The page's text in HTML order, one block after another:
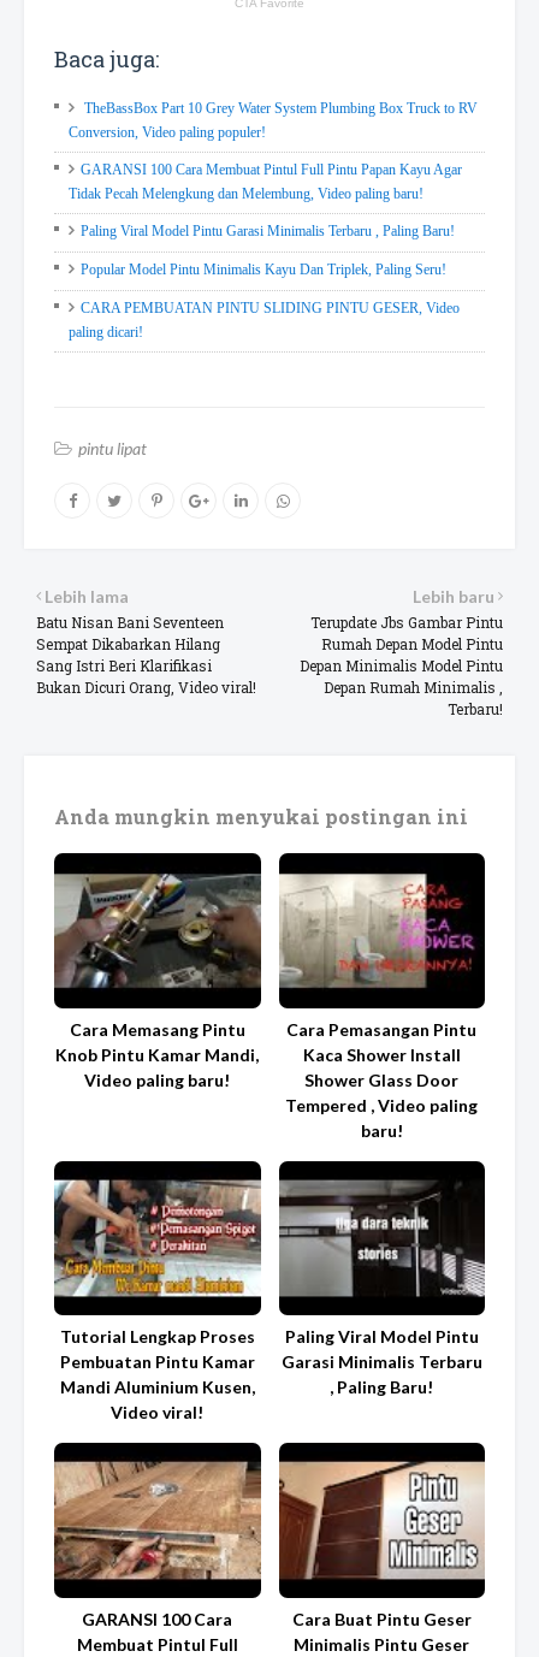
Baca juga:
TheBassBox Part 10 Grey Water System Plumbing Box Truck to RV
Conversion, Video paling populer!
GARANSI 100 Cara Membuat Pintul Full Pintu Papan Kayu Agar
Tidak Pecah Melengkung dan Melembung, Video paling baru!
Paling Viral Model Pintu Garasi Minimalis Terbaru , Paling Baru!
Popular Model Pintu Minimalis Kayu Dan Triplek, Paling Seru!
CARA PEMBUATAN PINTU SLIDING PINTU GESER, Video
paling dicari!
pintu lipat
Lebih baru
Terupdate Jbs Gambar Pintu
Rumah Depan Model Pintu
Depan Minimalis Model Pintu
Depan Rumah Minimalis ,
Terbaru!
Lebih lama
Batu Nisan Bani Seventeen
Sempat Dikabarkan Hilang
Sang Istri Beri Klarifikasi
Bukan Dicuri Orang, Video viral!
Anda mungkin menyukai postingan ini
Cara Memasang Pintu
Knob Pintu Kamar Mandi,
Video paling baru!
Cara Pemasangan Pintu
Kaca Shower Install
Shower Glass Door
Tempered , Video paling
baru!
Tutorial Lengkap Proses
Pembuatan Pintu Kamar
Mandi Aluminium Kusen,
Video viral!
Paling Viral Model Pintu
Garasi Minimalis Terbaru
, Paling Baru!
GARANSI 100 Cara
Membuat Pintul Full
Cara Buat Pintu Geser
Minimalis Pintu Geser